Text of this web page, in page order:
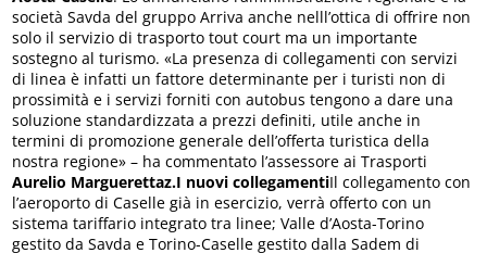
società Savda del gruppo Arriva anche nelll’ottica di offrire non
solo il servizio di trasporto tout court ma un importante
sostegno al turismo. «La presenza di collegamenti con servizi
di linea è infatti un fattore determinante per i turisti non di
prossimità e i servizi forniti con autobus tengono a dare una
soluzione standardizzata a prezzi definiti, utile anche in
termini di promozione generale dell’offerta turistica della
nostra regione» – ha commentato l’assessore ai Trasporti
Aurelio Marguerettaz.I nuovi collegamentiIl collegamento con
l’aeroporto di Caselle già in esercizio, verrà offerto con un
sistema tariffario integrato tra linee; Valle d’Aosta-Torino
gestito da Savda e Torino-Caselle gestito dalla Sadem di